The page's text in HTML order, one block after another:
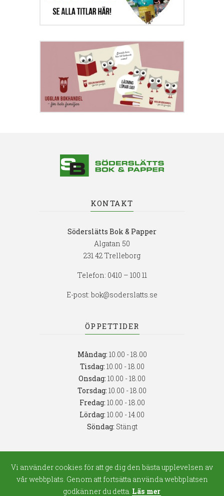
KONTAKT
Söderslätts Bok & Papper
Algatan 50
231 42 Trelleborg
Telefon: 0410 – 100 11
E-post: bok@soderslatts.se
ÖPPETTIDER
Måndag: 10.00 - 18.00
Tisdag: 10.00 - 18.00
Onsdag: 10.00 - 18.00
Torsdag: 10.00 - 18.00
Fredag: 10.00 - 18.00
Lördag: 10.00 - 14.00
Söndag: Stängt
Vi använder cookies för att ge dig den bästa upplevelsen av
vår webbplats. Genom att fortsätta använda webbplatsen
godkänner du detta. Läs mer